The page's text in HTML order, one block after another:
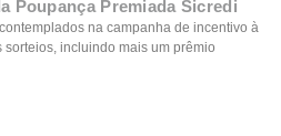
Poupança Premiada Sicredi
na campanha de incentivo à
incluindo mais um prêmio